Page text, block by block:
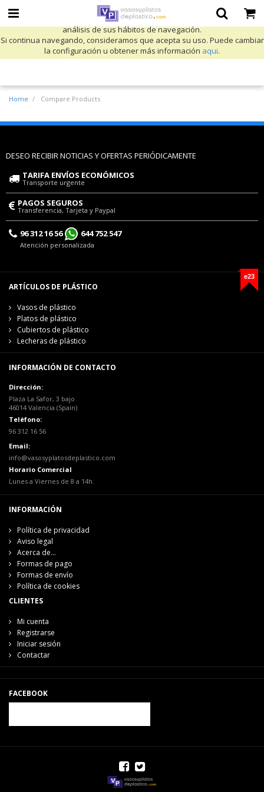
Utilizamos cookies propias y de terceros para mejorar nuestros servicios
y mostrarle publicidad relacionada con sus preferencias mediante el
análisis de sus hábitos de navegación.
Si continua navegando, consideramos que acepta su uso. Puede cambiar
la configuración u obtener más información aqui.
Home Compare Products
DESEO RECIBIR NOTICIAS Y OFERTAS PERIÓDICAMENTE
TARIFA ENVÍOS ECONÓMICOS
Transporte urgente
PAGOS SEGUROS
Transferencia, Tarjeta y Paypal
96 312 16 56 644 752 547
Atención personalizada
e23
ARTÍCULOS DE PLÁSTICO
Vasos de plástico
Platos de plástico
Cubiertos de plástico
Lecheras de plástico
INFORMACIÓN DE CONTACTO
Dirección:
Plaza La Safor, 3 bajo
46014 Valencia (Spain)
Teléfono:
96 312 16 56
Email:
info@vasosyplatosdeplastico.com
Horario Comercial
Lunes a Viernes de 8 a 14h.
INFORMACIÓN
Política de privacidad
Aviso legal
Acerca de...
Formas de pago
Formas de envío
Política de cookies
CLIENTES
Mi cuenta
Registrarse
Iniciar sesión
Contactar
FACEBOOK